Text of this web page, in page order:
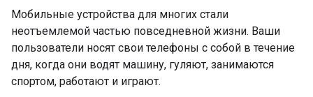
Мобильные устройства для многих стали
неотъемлемой частью повседневной жизни. Ваши
пользователи носят свои телефоны с собой в течение
дня, когда они водят машину, гуляют, занимаются
спортом, работают и играют.